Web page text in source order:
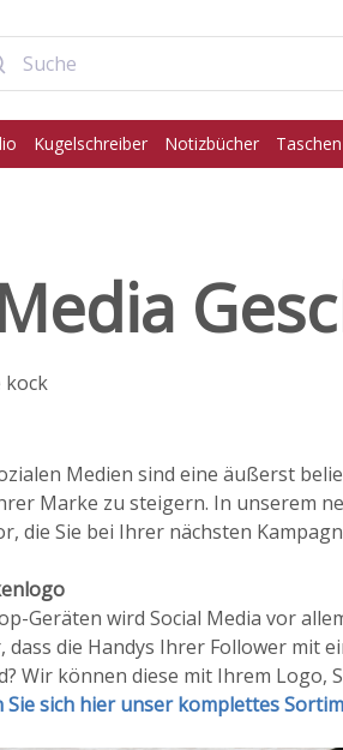
Kugelschreiber Notizbücher Taschen
kock
Medien sind eine äußerst
Marke zu steigern. In unserem
die Sie bei Ihrer nächsten
Geräten wird Social Media vor
dass die Handys Ihrer Follower mit
Wir können diese mit Ihrem Logo,
Sie sich hier unser komplettes